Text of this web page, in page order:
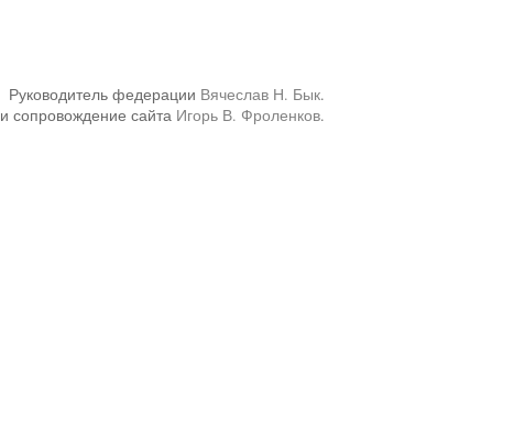
Руководитель федерации Вячеслав Н. Бык.
сопровождение сайта Игорь В. Фроленков.